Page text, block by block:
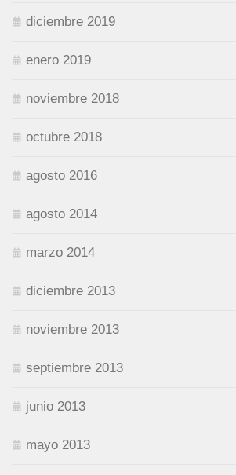
diciembre 2019
enero 2019
noviembre 2018
octubre 2018
agosto 2016
agosto 2014
marzo 2014
diciembre 2013
noviembre 2013
septiembre 2013
junio 2013
mayo 2013